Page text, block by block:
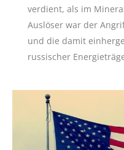
verdient, als im
Auslöser war der
und die damit
russischer